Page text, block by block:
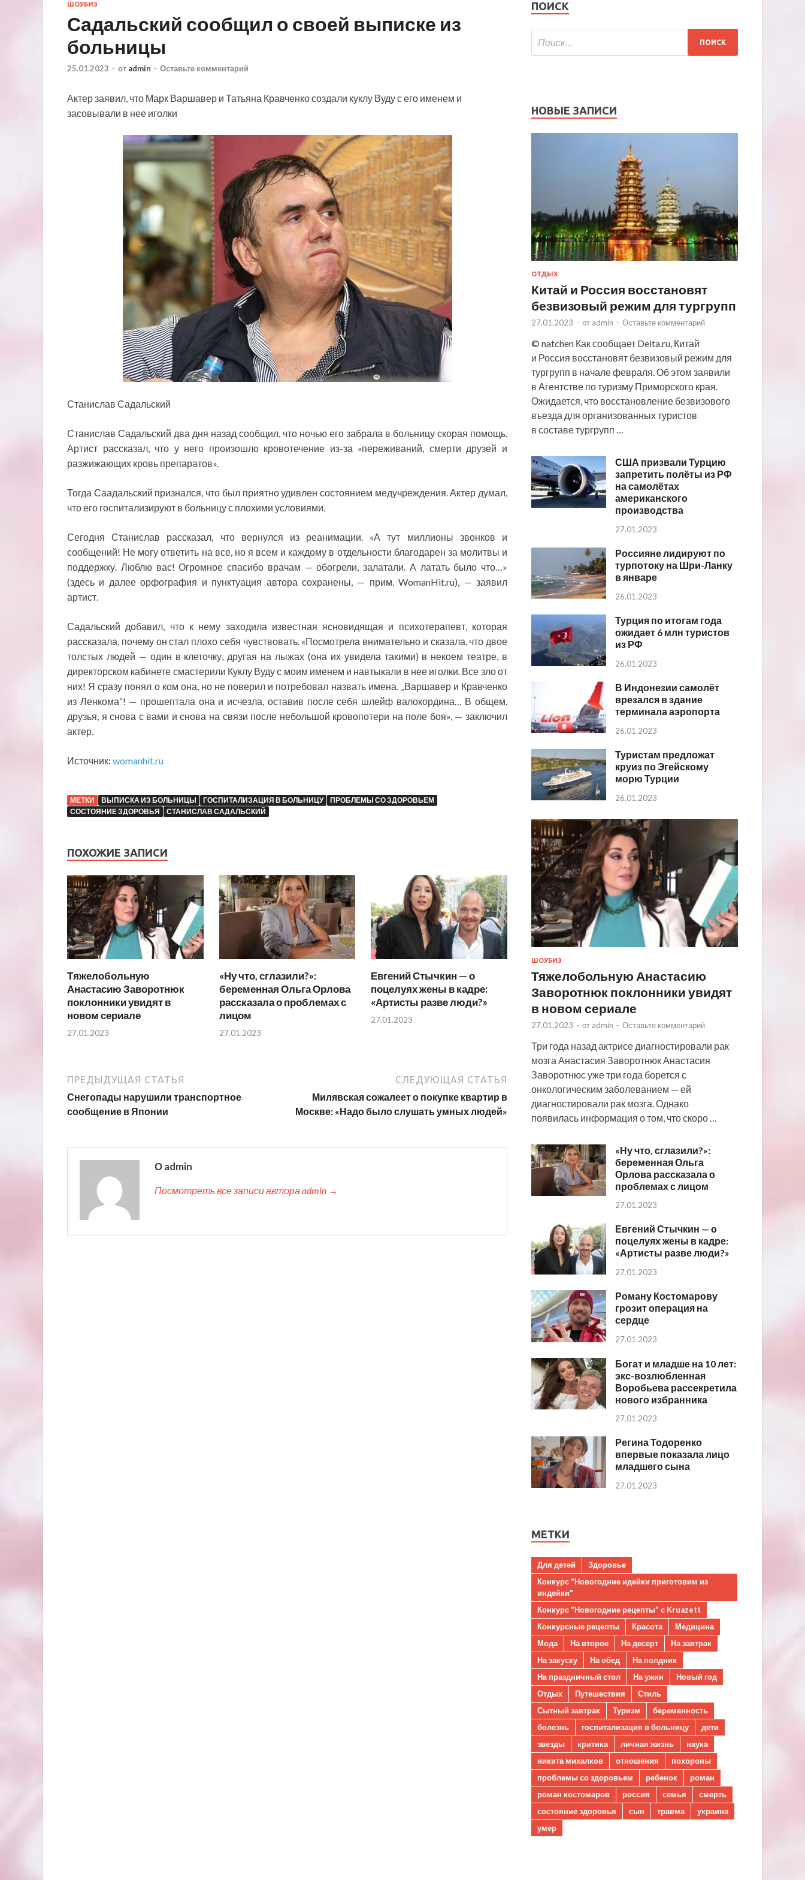
ШОУБИЗ
Садальский сообщил о своей выписке из
больницы
25.01.2023 - от admin - Оставьте комментарий
Актер заявил, что Марк Варшавер и Татьяна Кравченко создали куклу Вуду с его именем и
засовывали в нее иголки
Станислав Садальский
Станислав Садальский два дня назад сообщил, что ночью его забрала в больницу скорая помощь.
Артист рассказал, что у него произошло кровотечение из-за «переживаний, смерти друзей и
разжижающих кровь препаратов».
Тогда Саадальский признался, что был приятно удивлен состоянием медучреждения. Актер думал,
что его госпитализируют в больницу с плохими условиями.
Сегодня Станислав рассказал, что вернулся из реанимации. «А тут миллионы звонков и
сообщений! Не могу ответить на все, но я всем и каждому в отдельности благодарен за молитвы и
поддержку. Люблю вас! Огромное спасибо врачам — обогрели, залатали. А латать было что…»
(здесь и далее орфография и пунктуация автора сохранены, — прим. WomanHit.ru), — заявил
артист.
Садальский добавил, что к нему заходила известная ясновидящая и психотерапевт, которая
рассказала, почему он стал плохо себя чувствовать. «Посмотрела внимательно и сказала, что двое
толстых людей — один в клеточку, другая на лыжах (она их увидела такими) в некоем театре, в
директорском кабинете смастерили Куклу Вуду с моим именем и навтыкали в нее иголки. Все зло от
них! Я сразу понял о ком она, но не поверил и потребовал назвать имена. „Варшавер и Кравченко
из Ленкома“! — прошептала она и исчезла, оставив после себя шлейф валокордина… В общем,
друзья, я снова с вами и снова на связи после небольшой кровопотери на поле боя», — заключил
актер.
Источник: womanhit.ru
МЕТКИ ВЫПИСКА ИЗ БОЛЬНИЦЫ ГОСПИТАЛИЗАЦИЯ В БОЛЬНИЦУ
ПРОБЛЕМЫ СО ЗДОРОВЬЕМ
СОСТОЯНИЕ ЗДОРОВЬЯ
СТАНИСЛАВ САДАЛЬСКИЙ
ПОХОЖИЕ ЗАПИСИ
Тяжелобольную
Анастасию Заворотнюк
поклонники увидят в
новом сериале
27.01.2023
«Ну что, сглазили?»:
беременная Ольга Орлова
рассказала о проблемах с
лицом
27.01.2023
Евгений Стычкин — о
поцелуях жены в кадре:
«Артисты разве люди?»
27.01.2023
ПРЕДЫДУЩАЯ СТАТЬЯ
Снегопады нарушили транспортное
сообщение в Японии
СЛЕДУЮЩАЯ СТАТЬЯ
Милявская сожалеет о покупке квартир в
Москве: «Надо было слушать умных людей»
О admin
Посмотреть все записи автора admin →
ПОИСК
НОВЫЕ ЗАПИСИ
ОТДЫХ
Китай и Россия восстановят
безвизовый режим для тургрупп
27.01.2023 - от admin - Оставьте комментарий
© natchen Как сообщает Deita.ru, Китай
и Россия восстановят безвизовый режим для
тургрупп в начале февраля. Об этом заявили
в Агентстве по туризму Приморского края.
Ожидается, что восстановление безвизового
въезда для организованных туристов
в составе тургрупп …
США призвали Турцию
запретить полёты из РФ
на самолётах
американского
производства
27.01.2023
Россияне лидируют по
турпотоку на Шри-Ланку
в январе
26.01.2023
Турция по итогам года
ожидает 6 млн туристов
из РФ
26.01.2023
В Индонезии самолёт
врезался в здание
терминала аэропорта
26.01.2023
Туристам предложат
круиз по Эгейскому
морю Турции
26.01.2023
ШОУБИЗ
Тяжелобольную Анастасию
Заворотнюк поклонники увидят
в новом сериале
27.01.2023 - от admin - Оставьте комментарий
Три года назад актрисе диагностировали рак
мозга Анастасия Заворотнюк Анастасия
Заворотнюс уже три года борется с
онкологическим заболеванием — ей
диагностировали рак мозга. Однако
появилась информация о том, что скоро …
«Ну что, сглазили?»:
беременная Ольга
Орлова рассказала о
проблемах с лицом
27.01.2023
Евгений Стычкин — о
поцелуях жены в кадре:
«Артисты разве люди?»
27.01.2023
Роману Костомарову
грозит операция на
сердце
27.01.2023
Богат и младше на 10 лет:
экс-возлюбленная
Воробьева рассекретила
нового избранника
27.01.2023
Регина Тодоренко
впервые показала лицо
младшего сына
27.01.2023
МЕТКИ
Для детей
Здоровье
Конкурс "Новогодние идейки приготовим из
индейки"
Конкурс "Новогодние рецепты" с Kruazett
Конкурсные рецепты
Красота
Медицина
Мода
На второе На десерт
На завтрак
На закуску
На обед
На полдник
На праздничный стол
На ужин
Новый год
Отдых
Путешествия
Стиль
Сытный завтрак
Туризм
беременность
болезнь
госпитализация в больницу
дети
звезды
критика личная жизнь
наука
никита михалков
отношения
похороны
проблемы со здоровьем
ребенок
роман
роман костомаров
россия семья
смерть
состояние здоровья
сын травма
украина
умер